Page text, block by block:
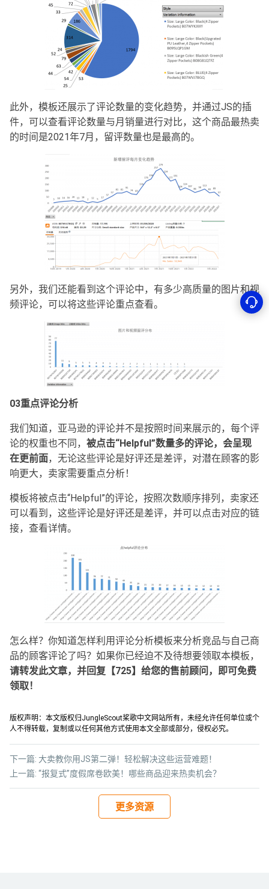
此外，模板还展示了评论数量的变化趋势，并通过JS的插
件，可以查看评论数量与月销量进行对比，这个商品最热卖
的时间是2021年7月，留评数量也是最高的。
另外，我们还能看到这个评论中，有多少高质量的图片和视
频评论，可以将这些评论重点查看。
03重点评论分析
我们知道，亚马逊的评论并不是按照时间来展示的，每个评
论的权重也不同， 被点击“Helpful”数量多的评论，会呈现
在更前面，无论这些评论是好评还是差评，对潜在顾客的影
响更大，卖家需要重点分析！
模板将被点击“Helpful”的评论，按照次数顺序排列，卖家还
可以看到，这些评论是好评还是差评，并可以点击对应的链
接，查看详情。
怎么样？你知道怎样利用评论分析模板来分析竞品与自己商
品的顾客评论了吗？如果你已经迫不及待想要领取本模板，
请转发此文章，并回复【725】给您的售前顾问，即可免费
领取！
版权声明：本文版权归JungleScout桨歌中文网站所有，未经允许任何单位或个
人不得转载，复制或以任何其他方式使用本文全部或部分，侵权必究。
上一篇: “报复式”度假席卷欧美！哪些商品迎来热卖机会？
下一篇: 大卖教你用JS第二弹！轻松解决这些运营难题！
更多资源